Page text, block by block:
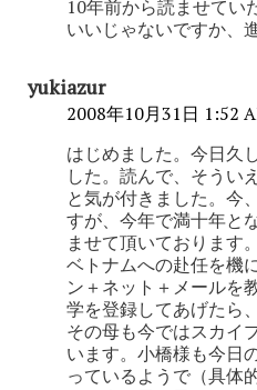
10年前から読ませてい
いいじゃないですか、
yukiazur
2008年10月31日 1:52
はじめました。今日久
した。読んで、そうい
と気が付きました。今
すが、今年で満十年と
ませて頂いております。
ベトナムへの赴任を機
ン＋ネット＋メールを
学を登録してあげたら
その母も今ではスカイ
います。小橋様も今日
っているようで（具体